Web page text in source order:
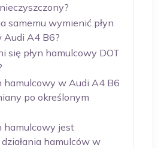
samemu wymienić płyn
Audi A4 B6?
się płyn hamulcowy DOT
hamulcowy w Audi A4 B6
po określonym
hamulcowy jest
hamulców w